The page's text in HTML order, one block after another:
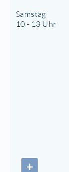
Samstag
10 - 13 Uhr
+